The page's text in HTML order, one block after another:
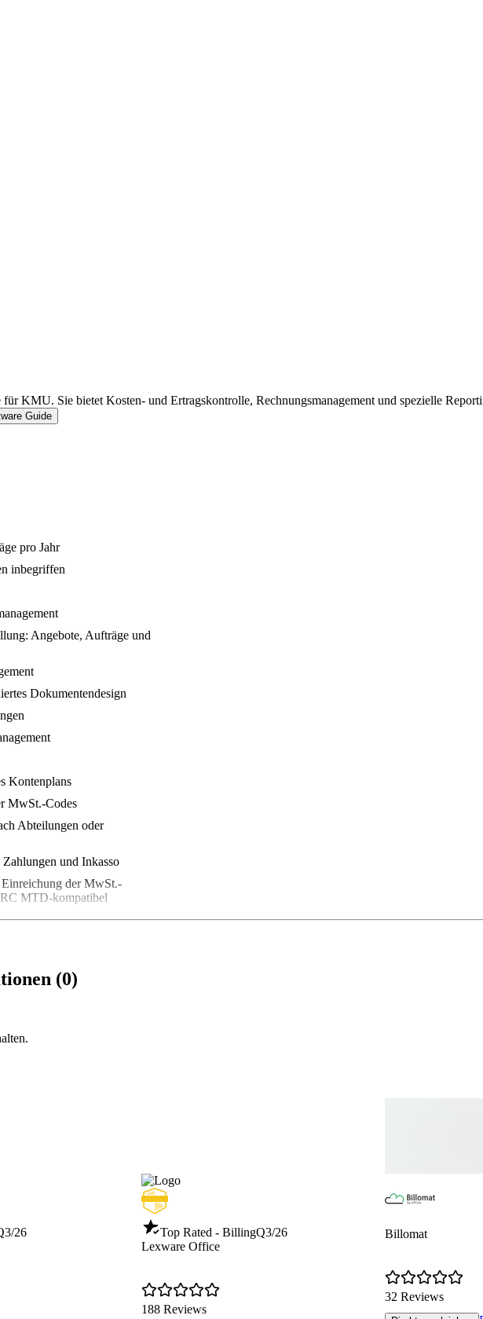
KMU. Sie bietet Kosten- und Ertragskontrolle, Rechnungsmanagement und spezielle
Guide
pro Jahr
inbegriffen
Angebote, Aufträge und
Dokumentendesign
Kontenplans
MwSt.-Codes
Abteilungen oder
und Inkasso
der MwSt.-
MTD-kompatibel
£7,50/mtl.
(0)
26
Top Rated - BillingQ3/26
Lexware Office
188 Reviews
Billomat
32 Reviews